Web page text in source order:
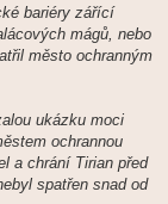
bariéry zářící
mágů, nebo
město ochranným
ukázku moci
ochrannou
a chrání Tirian před
spatřen snad od